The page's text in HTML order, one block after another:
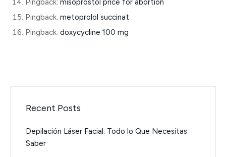
Pingback: misoprostol price for abortion
Pingback: metoprolol succinat
Pingback: doxycycline 100 mg
Recent Posts
Depilación Láser Facial: Todo lo Que Necesitas
Saber